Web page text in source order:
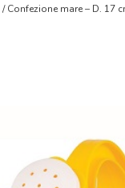
/ Confezione mare – D. 17